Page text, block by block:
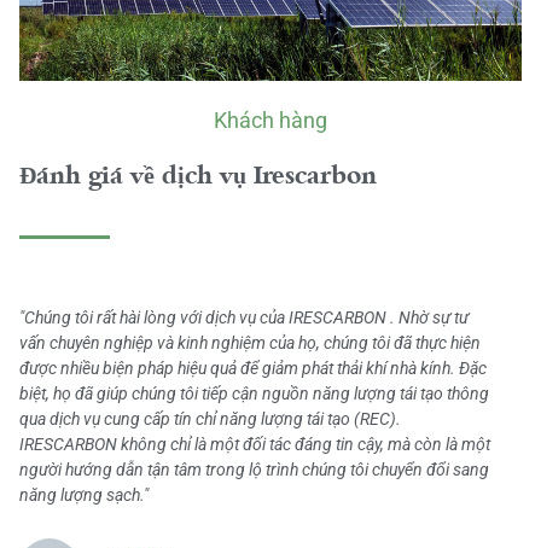
Khách hàng
Đánh giá về dịch vụ Irescarbon
"Chúng tôi rất hài lòng với dịch vụ của IRESCARBON . Nhờ sự tư
vấn chuyên nghiệp và kinh nghiệm của họ, chúng tôi đã thực hiện
được nhiều biện pháp hiệu quả để giảm phát thải khí nhà kính. Đặc
biệt, họ đã giúp chúng tôi tiếp cận nguồn năng lượng tái tạo thông
qua dịch vụ cung cấp tín chỉ năng lượng tái tạo (REC).
IRESCARBON không chỉ là một đối tác đáng tin cậy, mà còn là một
người hướng dẫn tận tâm trong lộ trình chúng tôi chuyển đổi sang
năng lượng sạch."